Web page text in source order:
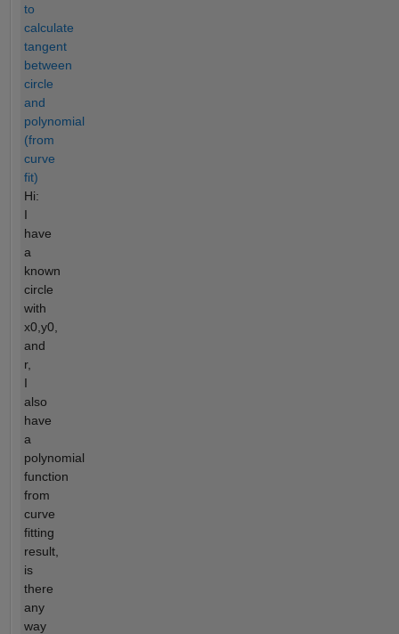
to
calculate
tangent
between
circle
and
polynomial
(from
curve
fit)
Hi:
I
have
a
known
circle
with
x0,y0,
and
r,
I
also
have
a
polynomial
function
from
curve
fitting
result,
is
there
any
way